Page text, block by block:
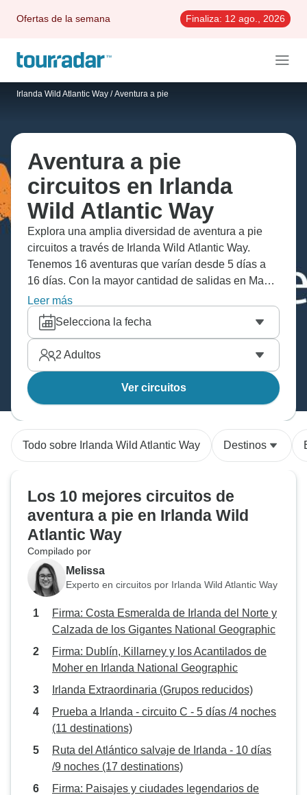
Ofertas de la semana Finaliza: 12 ago., 2026
Irlanda Wild Atlantic Way / Aventura a pie
Aventura a pie
circuitos en Irlanda
Wild Atlantic Way
Explora una amplia diversidad de aventura a pie
circuitos a través de Irlanda Wild Atlantic Way.
Tenemos 16 aventuras que varían desde 5 días a
16 días. Con la mayor cantidad de salidas en Mayo,
esta es también la época más popular del año.
Leer más
Selecciona la fecha
2 Adultos
Ver circuitos
Todo sobre Irlanda Wild Atlantic Way Destinos
Los 10 mejores circuitos de
aventura a pie en Irlanda Wild
Atlantic Way
Compilado por
Melissa
Experto en circuitos por Irlanda Wild Atlantic Way
Firma: Costa Esmeralda de Irlanda del Norte y
Calzada de los Gigantes National Geographic
Firma: Dublín, Killarney y los Acantilados de
Moher en Irlanda National Geographic
Irlanda Extraordinaria (Grupos reducidos)
Prueba a Irlanda - circuito C - 5 días /4 noches
(11 destinations)
Ruta del Atlántico salvaje de Irlanda - 10 días
/9 noches (17 destinations)
Firma: Paisajes y ciudades legendarios de